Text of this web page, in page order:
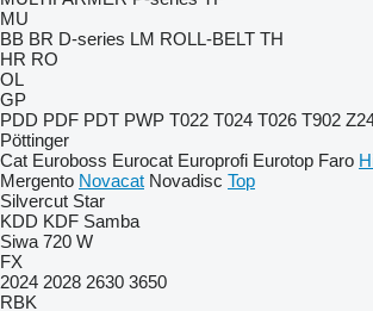
MU
BB BR D-series LM ROLL-BELT TH
HR RO
OL
GP
PDD PDF PDT PWP T022 T024 T026 T902
Pöttinger
Cat Euroboss Eurocat Europrofi Eurotop Faro
Mergento Novacat Novadisc Top
Silvercut Star
KDD KDF Samba
Siwa 720 W
FX
2024 2028 2630 3650
RBK